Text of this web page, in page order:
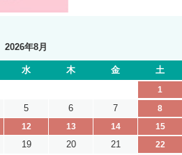
2026年8月
水 木 金 土
1
5 6 7
8
12 13 14
15
19 20 21
22